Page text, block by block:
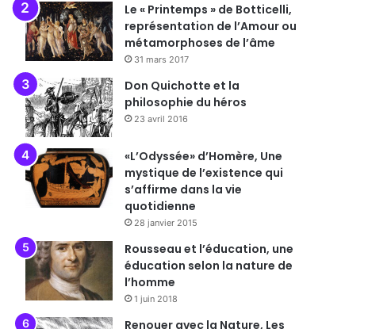
Le « Printemps » de Botticelli,
représentation de l’Amour ou
métamorphoses de l’âme
31 mars 2017
Don Quichotte et la
philosophie du héros
23 avril 2016
«L’Odyssée» d’Homère, Une
mystique de l’existence qui
s’affirme dans la vie
quotidienne
28 janvier 2015
Rousseau et l’éducation, une
éducation selon la nature de
l’homme
1 juin 2018
Renouer avec la Nature, Les